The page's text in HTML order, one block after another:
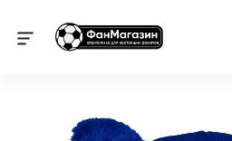
Динамо